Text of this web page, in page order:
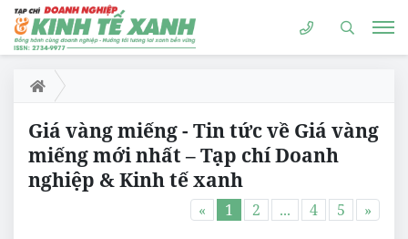
Giá vàng miếng - Tin tức về Giá vàng
miếng mới nhất – Tạp chí Doanh
nghiệp & Kinh tế xanh
« 1 2 ... 4 5 »